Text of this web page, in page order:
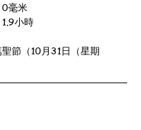
毫米
小時
節（10月31日（星期